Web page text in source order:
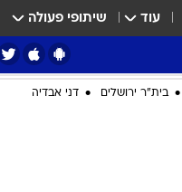
עוד שיתופי פעולה
בית"ר ירושלים דני אבדיה